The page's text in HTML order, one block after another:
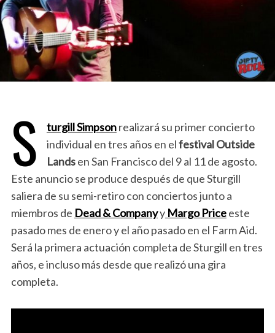
S turgill Simpsonrealizará su primer concierto
individual en tres años en elfestival Outside
Landsen San Francisco del 9 al 11 de agosto.
Este anuncio se produce después de que Sturgill
saliera de su semi-retiro con conciertos junto a
miembros de Dead & CompanyyMargo Priceeste
pasado mes de enero y el año pasado en el Farm Aid.
Será la primera actuación completa de Sturgill en tres
años, e incluso más desde que realizó una gira
completa.